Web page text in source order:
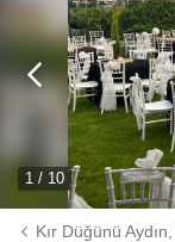
1 / 10
Kır Düğünü Aydın,